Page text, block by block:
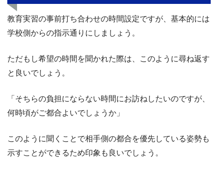
教育実習の事前打ち合わせの時間設定ですが、基本的には
学校側からの指示通りにしましょう。
ただもし希望の時間を聞かれた際は、このように尋ね返す
と良いでしょう。
「そちらの負担にならない時間にお訪ねしたいのですが、
何時頃がご都合よいでしょうか」
このように聞くことで相手側の都合を優先している姿勢も
示すことができるため印象も良いでしょう。